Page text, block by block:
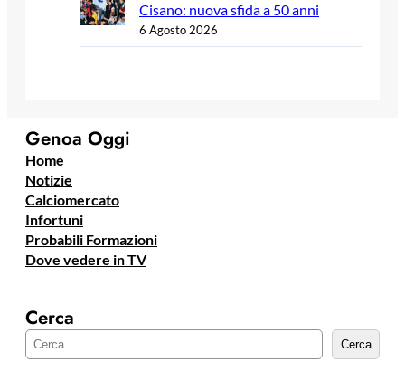
Cisano: nuova sfida a 50 anni
6 Agosto 2026
Genoa Oggi
Home
Notizie
Calciomercato
Infortuni
Probabili Formazioni
Dove vedere in TV
Cerca
e
Cerca